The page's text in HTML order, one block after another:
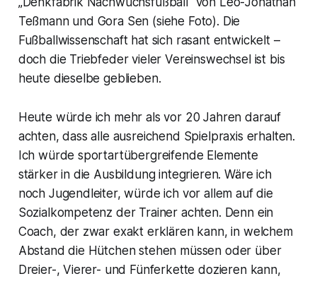
Teßmann und Gora Sen (siehe Foto). Die
Fußballwissenschaft hat sich rasant entwickelt –
doch die Triebfeder vieler Vereinswechsel ist bis
heute dieselbe geblieben.
Heute würde ich mehr als vor 20 Jahren darauf
achten, dass alle ausreichend Spielpraxis erhalten.
Ich würde sportartübergreifende Elemente
stärker in die Ausbildung integrieren. Wäre ich
noch Jugendleiter, würde ich vor allem auf die
Sozialkompetenz der Trainer achten. Denn ein
Coach, der zwar exakt erklären kann, in welchem
Abstand die Hütchen stehen müssen oder über
Dreier-, Vierer- und Fünferkette dozieren kann,